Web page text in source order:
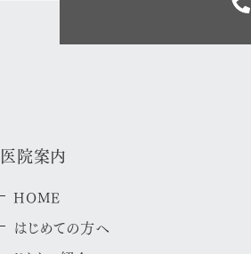
医院案内
HOME
はじめての方へ